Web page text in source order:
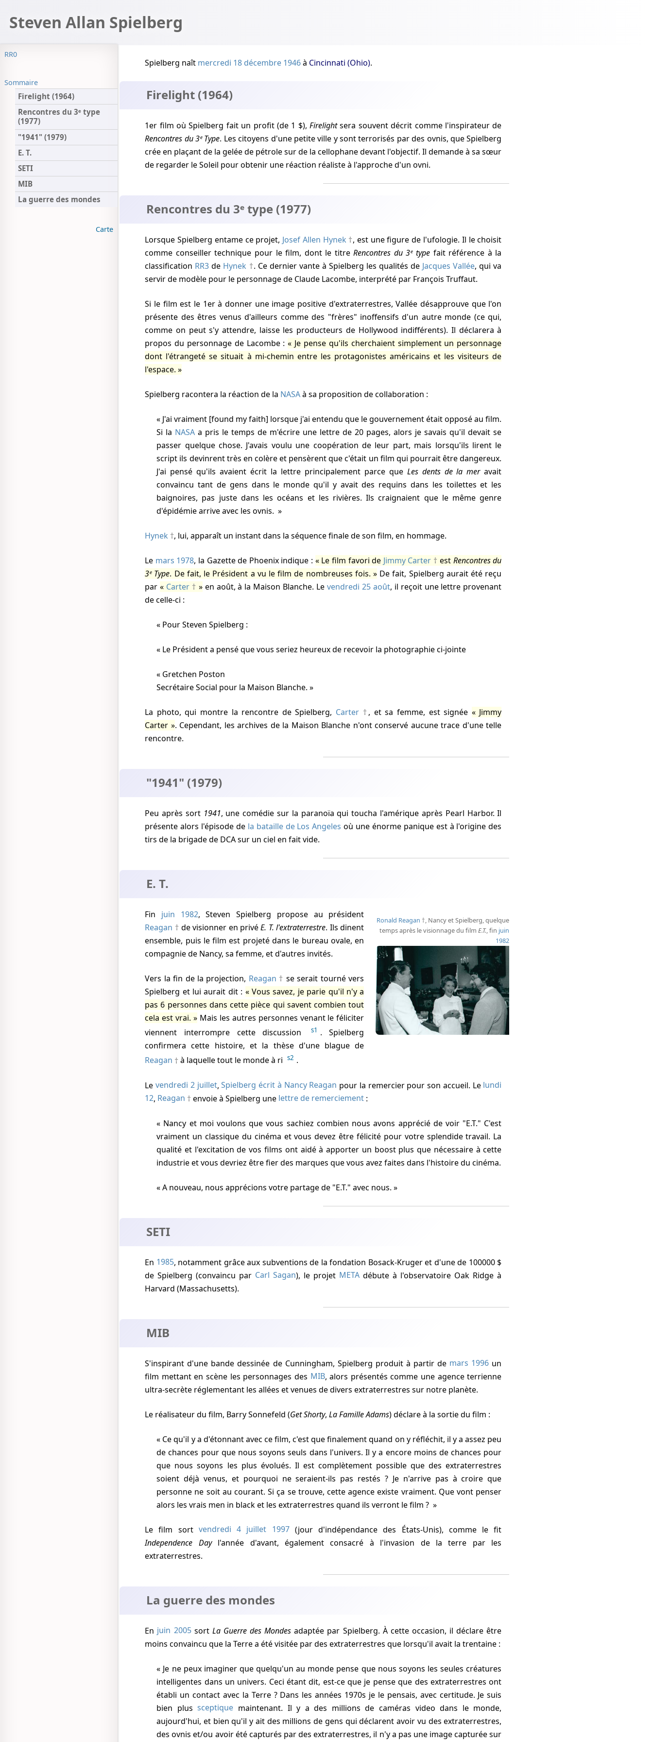
Steven Allan Spielberg
RR0
Sommaire
Firelight (1964)
Rencontres du 3ᵉ type
(1977)
"1941" (1979)
E. T.
SETI
MIB
La guerre des mondes
Carte
Spielberg naît mercredi 18 décembre 1946à Cincinnati (Ohio).
Firelight (1964)
1er film où Spielberg fait un profit (de 1 $),Firelightsera souvent décrit comme l'inspirateur de
Rencontres du 3ᵉ Type. Les citoyens d'une petite ville y sont terrorisés par des ovnis, que Spielberg
crée en plaçant de la gelée de pétrole sur de la cellophane devant l'objectif. Il demande à sa sœur
de regarder le Soleil pour obtenir une réaction réaliste à l'approche d'un ovni.
Rencontres du 3ᵉ type (1977)
Lorsque Spielberg entame ce projet, Josef Allen Hynek
, est une figure de l'ufologie. Il le choisit
comme conseiller technique pour le film, dont le titreRencontres du 3ᵉ type fait référence à la
classification RR3 de Hynek . Ce dernier vante à Spielberg les qualités de Jacques Vallée, qui va
servir de modèle pour le personnage de Claude Lacombe, interprété par François Truffaut.
Si le film est le 1er à donner une image positive d'extraterrestres,Vallée désapprouve que l'on
présente des êtres venus d'ailleurs comme des "frères" inoffensifs d'un autre monde (ce qui,
comme on peut s'y attendre, laisse les producteurs de Hollywood indifférents). Il déclarera à
propos du personnage de Lacombe :
Je pense qu'ils cherchaient simplement un personnage
dont l'étrangeté se situait à mi-chemin entre les protagonistes américains et les visiteurs de
l'espace.
Spielberg racontera la réaction de la NASAà sa proposition de collaboration :
J'ai vraiment [found my faith] lorsque j'ai entendu que le gouvernement était opposé au film.
Si la NASA a pris le temps de m'écrire une lettre de 20 pages, alors je savais qu'il devait se
passer quelque chose. J'avais voulu une coopération de leur part, mais lorsqu'ils lirent le
script ils devinrent très en colère et pensèrent que c'était un film qui pourrait être dangereux.
J'ai pensé qu'ils avaient écrit la lettre principalement parce que Les dents de la meravait
convaincu tant de gens dans le monde qu'il y avait des requins dans les toilettes et les
baignoires, pas juste dans les océans et les rivières. Ils craignaient que le même genre
d'épidémie arrive avec les ovnis.
Hynek , lui, apparaît un instant dans la séquence finale de son film, en hommage.
Le mars 1978, la Gazette de Phoenix indique : Le film favori de Jimmy Carter est Rencontres du
3ᵉ Type. De fait, le Président a vu le film de nombreuses fois.
De fait, Spielberg aurait été reçu
par
Carter en août, à la Maison Blanche. Le vendredi 25 août, il reçoit une lettre provenant
de celle-ci :
Pour Steven Spielberg :
Le Président a pensé que vous seriez heureux de recevoir la photographie ci-jointe
Gretchen Poston
Secrétaire Social pour la Maison Blanche.
La photo, qui montre la rencontre de Spielberg, Carter , et sa femme, est signée
Jimmy
Carter
. Cependant, les archives de la Maison Blanche n'ont conservé aucune trace d'une telle
rencontre.
"1941" (1979)
Peu après sort 1941, une comédie sur la paranoïa qui toucha l'amérique après Pearl Harbor. Il
présente alors l'épisode de la bataille de Los Angeles où une énorme panique est à l'origine des
tirs de la brigade de DCA sur un ciel en fait vide.
E. T.
Ronald Reagan
, Nancy et Spielberg, quelque
temps après le visionnage du filmE.T., fin juin
1982
Fin juin 1982, Steven Spielberg propose au président
Reagan
de visionner en privéE. T. l'extraterrestre. Ils dinent
ensemble, puis le film est projeté dans le bureau ovale, en
compagnie de Nancy, sa femme, et d'autres invités.
Vers la fin de la projection, Reagan
se serait tourné vers
Spielberg et lui aurait dit :
Vous savez, je parie qu'il n'y a
pas 6 personnes dans cette pièce qui savent combien tout
cela est vrai.
Mais les autres personnes venant le féliciter
viennent interrompre cette discussion
s1 . Spielberg
confirmera cette histoire, et la thèse d'une blague de
Reagan
à laquelle tout le monde à ri s2 .
Le vendredi 2 juillet,Spielberg écrit à Nancy Reagan pour la remercier pour son accueil. Le lundi
12, Reagan envoie à Spielberg une lettre de remerciement :
Nancy et moi voulons que vous sachiez combien nous avons apprécié de voir "E.T." C'est
vraiment un classique du cinéma et vous devez être félicité pour votre splendide travail. La
qualité et l'excitation de vos films ont aidé à apporter un boost plus que nécessaire à cette
industrie et vous devriez être fier des marques que vous avez faites dans l'histoire du cinéma.
A nouveau, nous apprécions votre partage de "E.T." avec nous.
SETI
En 1985, notamment grâce aux subventions de la fondation Bosack-Kruger et d'une de 100000 $
de Spielberg (convaincu par Carl Sagan), le projet META débute à l'observatoire Oak Ridge à
Harvard (Massachusetts).
MIB
S'inspirant d'une bande dessinée de Cunningham, Spielberg produit à partir de mars 1996 un
film mettant en scène les personnages des MIB, alors présentés comme une agence terrienne
ultra-secrète réglementant les allées et venues de divers extraterrestres sur notre planète.
Le réalisateur du film, Barry Sonnefeld (Get Shorty,La Famille Adams) déclare à la sortie du film :
Ce qu'il y a d'étonnant avec ce film, c'est que finalement quand on y réfléchit, il y a assez peu
de chances pour que nous soyons seuls dans l'univers. Il y a encore moins de chances pour
que nous soyons les plus évolués. Il est complètement possible que des extraterrestres
soient déjà venus, et pourquoi ne seraient-ils pas restés ? Je n'arrive pas à croire que
personne ne soit au courant. Si ça se trouve, cette agence existe vraiment. Que vont penser
alors les vrais men in black et les extraterrestres quand ils verront le film ?
Le film sort vendredi 4 juillet 1997(jour d'indépendance des États-Unis), comme le fit
Independence Dayl'année d'avant, également consacré à l'invasion de la terre par les
extraterrestres.
La guerre des mondes
En juin 2005sort La Guerre des Mondes adaptée par Spielberg. À cette occasion, il déclare être
moins convaincu que la Terre a été visitée par des extraterrestres que lorsqu'il avait la trentaine :
Je ne peux imaginer que quelqu'un au monde pense que nous soyons les seules créatures
intelligentes dans un univers. Ceci étant dit, est-ce que je pense que des extraterrestres ont
établi un contact avec la Terre ? Dans les années 1970s je le pensais, avec certitude. Je suis
bien plussceptique maintenant. Il y a des millions de caméras video dans le monde,
aujourd'hui, et bien qu'il y ait des millions de gens qui déclarent avoir vu des extraterrestres,
des ovnis et/ou avoir été capturés par des extraterrestres, il n'y a pas une image capturée sur